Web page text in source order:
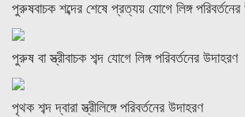
পুরুষবাচক শব্দের শেষে প্রত্যয় যোগে লিঙ্গ
পুরুষ বা স্ত্রীবাচক শব্দ যোগে লিঙ্গ পরিবর্তনের উদাহরণ
পৃথক শব্দ দ্বারা স্ত্রীলিঙ্গে পরিবর্তনের উদাহরণ